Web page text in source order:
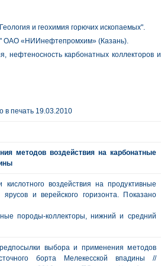
и геохимия горючих ископаемых".
ОАО «НИИнефтепромхим» (Казань).
нефтеносность карбонатных коллекторов и
в печать 19.03.2010
методов воздействия на карбонатные
воздействия на продуктивные
и верейского горизонта. Показано
породы-коллекторы, нижний и средний
выбора и применения методов
борта Мелекесской впадины //